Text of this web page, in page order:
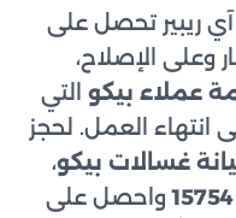
ريبير تحصل على
الإصلاح،
عملاء بيكو التي
العمل. لحجز
غسالات بيكو،
15754واحصل على